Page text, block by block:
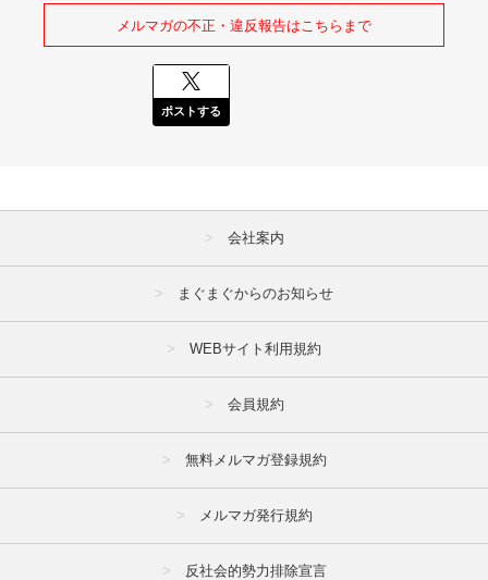
メルマガの不正・違反報告はこちらまで
ポストする
会社案内
まぐまぐからのお知らせ
WEBサイト利用規約
会員規約
無料メルマガ登録規約
メルマガ発行規約
反社会的勢力排除宣言